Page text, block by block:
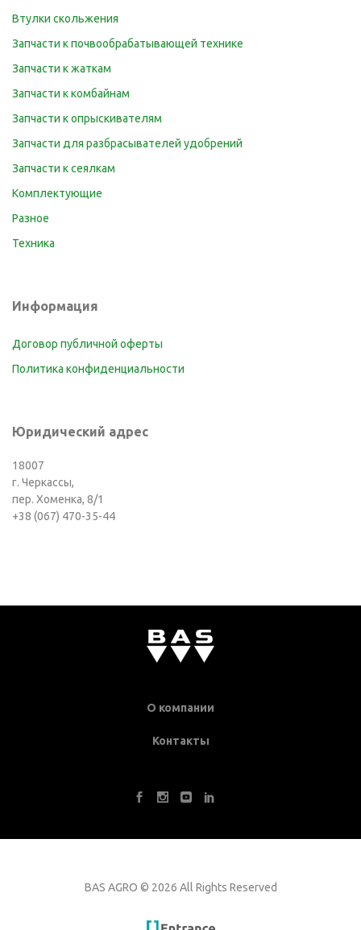
Втулки скольжения
Запчасти к почвообрабатывающей технике
Запчасти к жаткам
Запчасти к комбайнам
Запчасти к опрыскивателям
Запчасти для разбрасывателей удобрений
Запчасти к сеялкам
Комплектующие
Разное
Техника
Информация
Договор публичной оферты
Политика конфиденциальности
Юридический адрес
18007
г. Черкассы,
пер. Хоменка, 8/1
+38 (067) 470-35-44
О компании
Контакты
BAS AGRO © 2026 All Rights Reserved